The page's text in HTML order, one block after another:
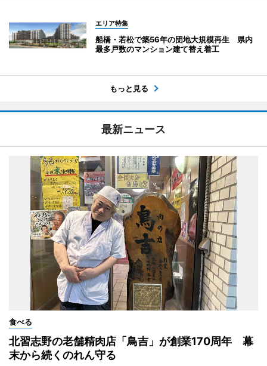
エリア特集
船橋・若松で築56年の団地大規模再生 県内
最多戸数のマンション建て替え着工
もっと見る
最新ニュース
食べる
北習志野の老舗精肉店「鳥吉」が創業170周年 幕
末から続くのれん守る